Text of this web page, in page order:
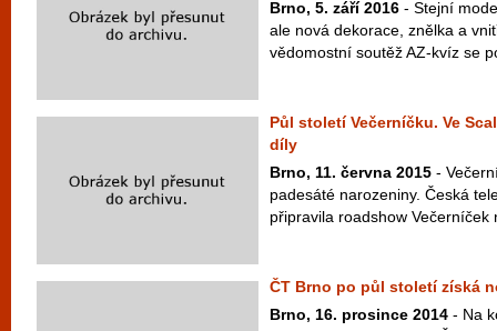
Brno, 5. září 2016 - Stejní
ale nová dekorace, znělka a
vědomostní soutěž AZ-kvíz se
Půl století Večerníčku. Ve
díly
Brno, 11. června 2015 -
padesáté narozeniny. Česká
připravila roadshow Večerníček
ČT Brno po půl století získá
Brno, 16. prosince 2014 - Na